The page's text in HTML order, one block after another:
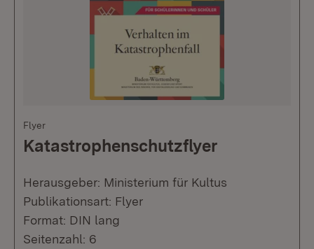
Flyer
Katastrophenschutzflyer
Herausgeber: Ministerium für Kultus
Publikationsart: Flyer
Format: DIN lang
Seitenzahl: 6